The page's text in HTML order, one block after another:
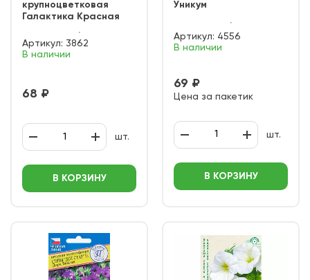
крупноцветковая
Галактика Красная
Артикул: 3862
В наличии
68 ₽
шт.
В КОРЗИНУ
Уникум
Артикул: 4556
В наличии
69 ₽
Цена за пакетик
шт.
В КОРЗИНУ